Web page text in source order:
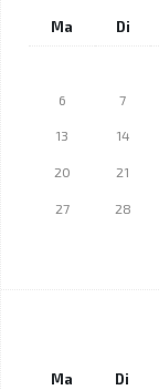
Ma Di
6 7
13 14
20 21
27 28
Ma Di